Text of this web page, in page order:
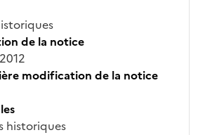
de la notice
modification de la notice
historiques